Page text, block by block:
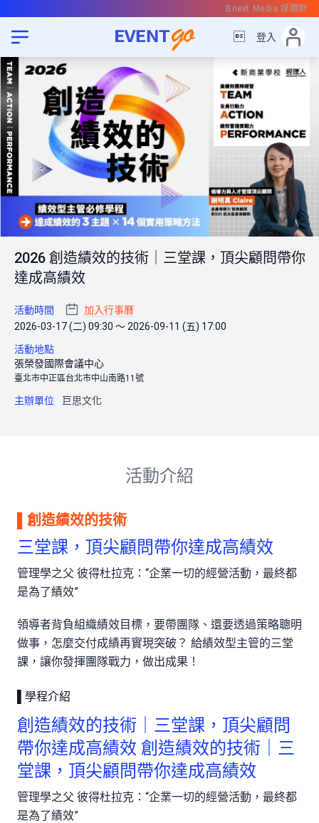
Bnext Media 媒體群
 登入
2026 創造績效的技術｜三堂課，頂尖顧問帶你
達成高績效
活動時間
加入行事曆
2026-03-17 (二) 09:30 ～ 2026-09-11 (五) 17:00
活動地點
張榮發國際會議中心
臺北市中正區台北市中山南路11號
主辦單位 巨思文化
活動介紹
▌創造績效的技術
三堂課，頂尖顧問帶你達成高績效
管理學之父 彼得杜拉克：“企業一切的經營活動，最終都
是為了績效”
領導者背負組織績效目標，要帶團隊、還要透過策略聰明
做事，怎麼交付成績再實現突破？ 給績效型主管的三堂
課，讓你發揮團隊戰力，做出成果！
▌學程介紹
創造績效的技術｜三堂課，頂尖顧問
帶你達成高績效 創造績效的技術｜三
堂課，頂尖顧問帶你達成高績效
管理學之父 彼得杜拉克：“企業一切的經營活動，最終都
是為了績效”